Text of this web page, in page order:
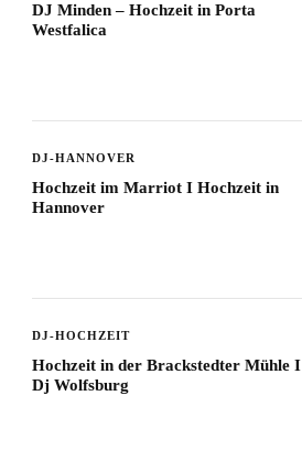
DJ Minden – Hochzeit in Porta
Westfalica
DJ-HANNOVER
Hochzeit im Marriot I Hochzeit in
Hannover
DJ-HOCHZEIT
Hochzeit in der Brackstedter Mühle I
Dj Wolfsburg